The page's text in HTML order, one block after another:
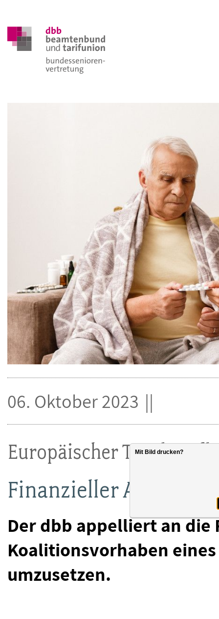
Europäischer Tag der
Finanzieller
Der dbb appelliert an die
Koalitionsvorhaben
umzusetzen.
06. Oktober 2023
Mit Bild drucken?